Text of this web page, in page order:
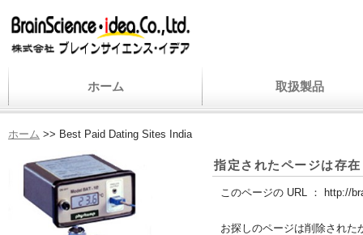
ホーム 取扱製品
ホーム >> Best Paid Dating Sites India
指定されたページは存
このページの URL ： http://
お探しのページは削除された